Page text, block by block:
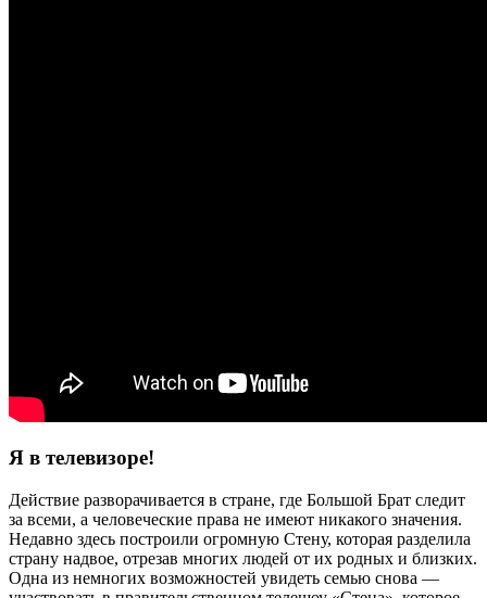
Я в телевизоре!
Действие разворачивается в стране, где Большой Брат следит
за всеми, а человеческие права не имеют никакого значения.
Недавно здесь построили огромную Стену, которая разделила
страну надвое, отрезав многих людей от их родных и близких.
Одна из немногих возможностей увидеть семью снова —